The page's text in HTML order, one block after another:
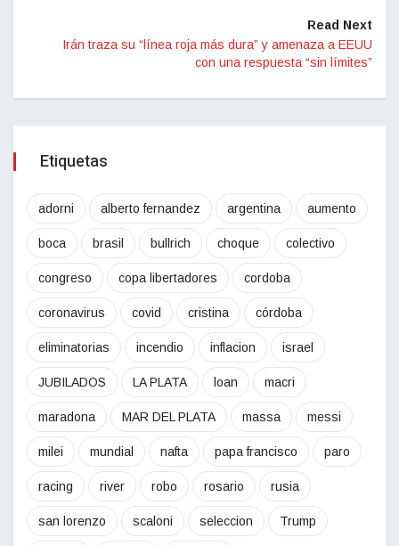
Read Next
Irán traza su “línea roja más dura” y amenaza a EEUU
con una respuesta “sin límites”
Etiquetas
adorni alberto fernandez argentina aumento
boca brasil bullrich choque colectivo
congreso copa libertadores cordoba
coronavirus covid cristina córdoba
eliminatorias incendio inflacion israel
JUBILADOS LA PLATA loan macri
maradona MAR DEL PLATA massa messi
milei mundial nafta papa francisco paro
racing river robo rosario rusia
san lorenzo scaloni seleccion Trump